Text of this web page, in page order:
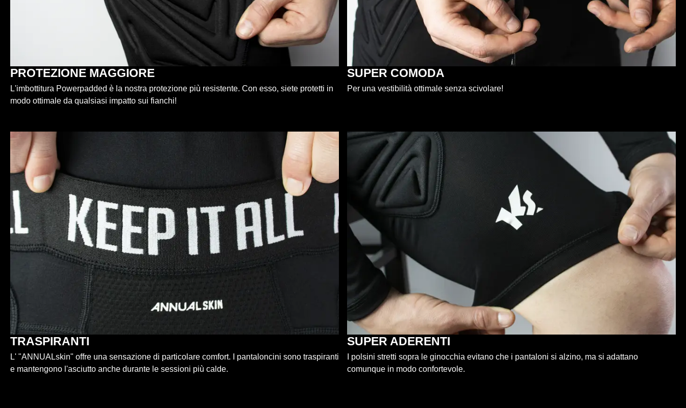
PROTEZIONE MAGGIORE
L'imbottitura Powerpadded è la nostra protezione più resistente. Con esso, siete protetti in
modo ottimale da qualsiasi impatto sui fianchi!
SUPER COMODA
Per una vestibilità ottimale senza scivolare!
TRASPIRANTI
L' "ANNUALskin" offre una sensazione di particolare comfort. I pantaloncini sono traspiranti
e mantengono l'asciutto anche durante le sessioni più calde.
SUPER ADERENTI
I polsini stretti sopra le ginocchia evitano che i pantaloni si alzino, ma si adattano
comunque in modo confortevole.